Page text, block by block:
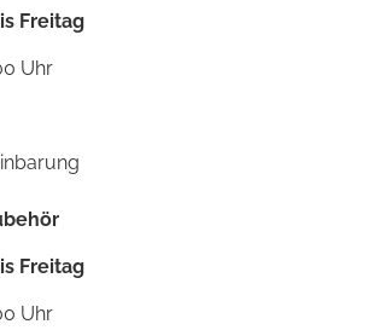
Freitag
Uhr
Freitag
Uhr